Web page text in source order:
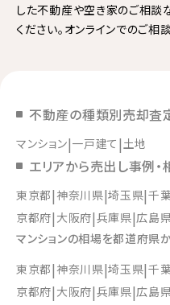
した不動産や空き家のご相談
ください。オンラインでのご相
不動産の種類別売却査
マンション 一戸建て 土地
エリアから売出し事例
東京都 神奈川県 埼玉県 千
京都府 大阪府 兵庫県 広島
マンションの相場を都道府県
東京都 神奈川県 埼玉県 千
京都府 大阪府 兵庫県 広島